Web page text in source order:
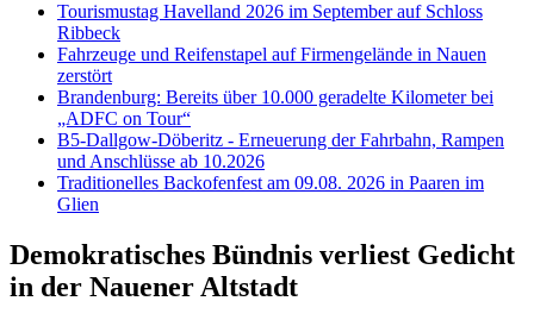
Tourismustag Havelland 2026 im September auf Schloss
Ribbeck
Fahrzeuge und Reifenstapel auf Firmengelände in Nauen
zerstört
Brandenburg: Bereits über 10.000 geradelte Kilometer bei
„ADFC on Tour“
B5-Dallgow-Döberitz - Erneuerung der Fahrbahn, Rampen
und Anschlüsse ab 10.2026
Traditionelles Backofenfest am 09.08. 2026 in Paaren im
Glien
Demokratisches Bündnis verliest Gedicht
in der Nauener Altstadt